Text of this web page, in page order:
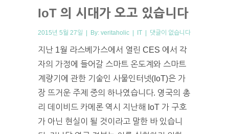
IoT 의 시대가 오고 있습니다
2015년 5월 27일 | By: veritaholic | IT | 댓글이 없습니다
지난 1월 라스베가스에서 열린 CES 에서 각
자의 가정에 들어갈 스마트 온도계와 스마트
계량기에 관한 기술인 사물인터넷(IoT)은 가
장 뜨거운 주제 중의 하나였습니다. 영국의 총
리 데이비드 카메론 역시 지난해 IoT 가 구호
가 아닌 현실이 될 것이라고 말한 바 있습니